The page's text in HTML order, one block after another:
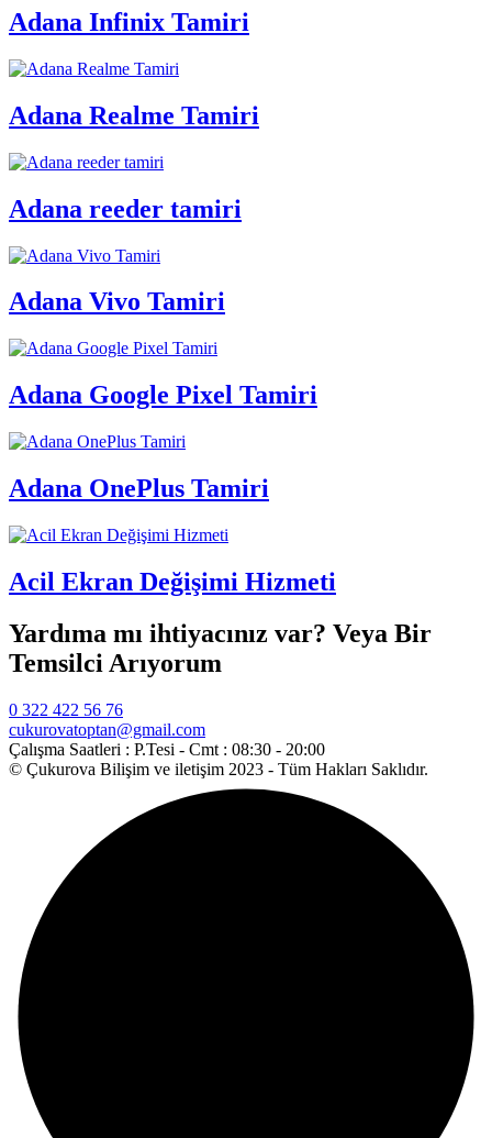
Adana Infinix Tamiri
Adana Realme Tamiri
Adana reeder tamiri
Adana Vivo Tamiri
Adana Google Pixel Tamiri
Adana OnePlus Tamiri
Acil Ekran Değişimi Hizmeti
Yardıma mı ihtiyacınız var? Veya Bir
Temsilci Arıyorum
0 322 422 56 76
cukurovatoptan@gmail.com
Çalışma Saatleri : P.Tesi - Cmt : 08:30 - 20:00
© Çukurova Bilişim ve iletişim 2023 - Tüm Hakları Saklıdır.